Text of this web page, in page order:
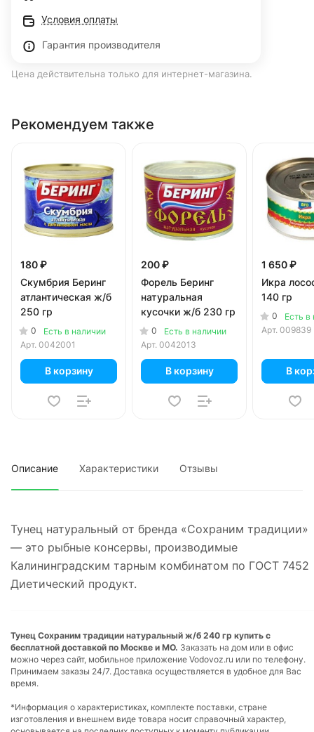
Условия оплаты
Гарантия производителя
Цена действительна только для интернет-магазина.
Рекомендуем также
180 ₽
Скумбрия Беринг
атлантическая ж/б
250 гр
0
Есть в наличии
Арт. 0042001
В корзину
200 ₽
Форель Беринг
натуральная
кусочки ж/б 230 гр
0
Есть в наличии
Арт. 0042013
В корзину
1 650 ₽
Икра
140 гр
0
Есть в
Арт. 009839
В
Описание Характеристики Отзывы
Тунец натуральный от бренда «Сохраним традиции»
— это рыбные консервы, производимые
Калининградским тарным комбинатом по ГОСТ 7452
Диетический продукт.
Тунец Сохраним традиции натуральный ж/б 240 гр купить с
бесплатной доставкой по Москве и МО. Заказать на дом или в офис
можно через сайт, мобильное приложение Vodovoz.ru или по телефону.
Принимаем заказы 24/7. Доставка осуществляется в удобное для Вас
время.
*Информация о характеристиках, комплекте поставки, стране
изготовления и внешнем виде товара носит справочный характер,